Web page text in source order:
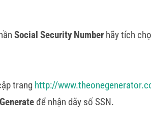
Social Security Number hãy tích
trang http://
Generate để nhận dãy số SSN.